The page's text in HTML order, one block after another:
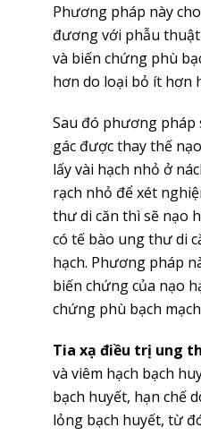
Phương pháp này
đương với phẫu
và biến chứng phù
hơn do loại bỏ ít hơn
Sau đó phương pháp
gác được thay thế
lấy vài hạch nhỏ ở
rạch nhỏ để xét
thư di căn thì sẽ nạo
có tế bào ung thư di
hạch. Phương pháp
biến chứng của nạo
chứng phù bạch
Tia xạ điều trị ung
và viêm hạch bạch
bạch huyết, hạn chế
lỏng bạch huyết, từ